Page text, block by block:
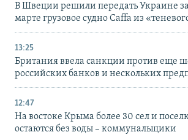
В Швеции решили передать Украине
марте грузовое судно Caffa из
13:25
Британия ввела санкции против еще
российских банков и нескольких
12:47
На востоке Крыма более 30 сел и
остаются без воды – коммунальщики